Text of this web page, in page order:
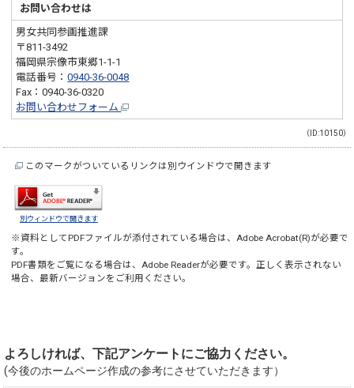
お問い合わせは
男女共同参画推進課
〒811-3492
福岡県宗像市東郷1-1-1
電話番号：0940-36-0048
Fax：0940-36-0320
お問い合わせフォーム
（ID:10150）
このマークがついているリンクは別ウインドウで開きます
別ウィンドウで開きます
※資料としてPDFファイルが添付されている場合は、Adobe Acrobat(R)が必要で
す。
PDF書類をご覧になる場合は、Adobe Readerが必要です。正しく表示されない
場合、最新バージョンをご利用ください。